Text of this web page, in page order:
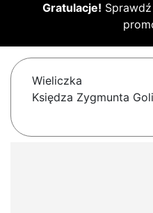
Gratulacje!
Wieliczka
Księdza Zygmunta